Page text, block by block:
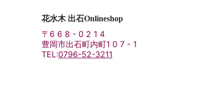
花水木 出石Onlineshop
〒6 6 8 - 0 2 1 4
豊岡市出石町内町1 0 7 - 1
TEL:0796-52-3211